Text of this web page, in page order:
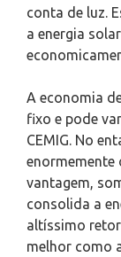
conta de luz.
a energia
A economia
fixo e pode
CEMIG. No
enormemente
vantagem,
consolida a
altíssimo
melhor como